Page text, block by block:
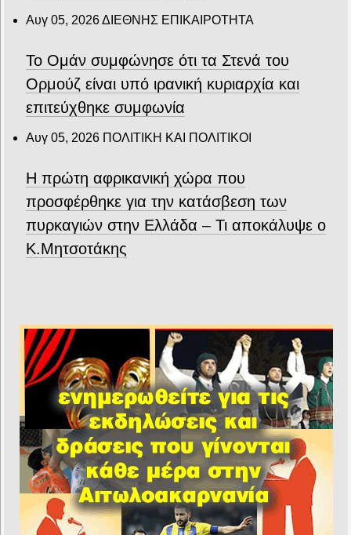
Αυγ 05, 2026ΔΙΕΘΝΗΣ ΕΠΙΚΑΙΡΟΤΗΤΑ
Το Ομάν συμφώνησε ότι τα Στενά του
Ορμούζ είναι υπό ιρανική κυριαρχία και
επιτεύχθηκε συμφωνία
Αυγ 05, 2026 ΠΟΛΙΤΙΚΗ ΚΑΙ ΠΟΛΙΤΙΚΟΙ
Η πρώτη αφρικανική χώρα που
προσφέρθηκε για την κατάσβεση των
πυρκαγιών στην Ελλάδα – Τι αποκάλυψε ο
Κ.Μητσοτάκης